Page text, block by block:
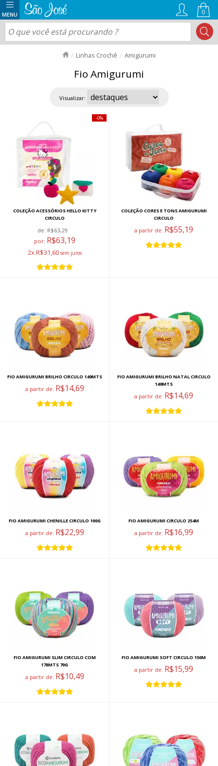
0
Linhas Crochê Amigurumi
Fio Amigurumi
Visualizar:
COLEÇÃO ACESSÓRIOS HELLO KITTY
CIRCULO
de: R$63,29
por: R$63,19
2x R$31,60
0%
COLEÇÃO CORES E TONS AMIGURUMI
CIRCULO
a partir de: R$55,19
FIO AMIGURUMI BRILHO CIRCULO 149MTS
a partir de: R$14,69
FIO AMIGURUMI BRILHO NATAL CIRCULO
149MTS
a partir de: R$14,69
FIO AMIGURUMI CHENILLE CIRCULO 100G
a partir de: R$22,99
FIO AMIGURUMI CIRCULO 254M
a partir de: R$16,99
FIO AMIGURUMI SLIM CIRCULO COM
178MTS 70G
a partir de: R$10,49
FIO AMIGURUMI SOFT CIRCULO 150M
a partir de: R$15,99